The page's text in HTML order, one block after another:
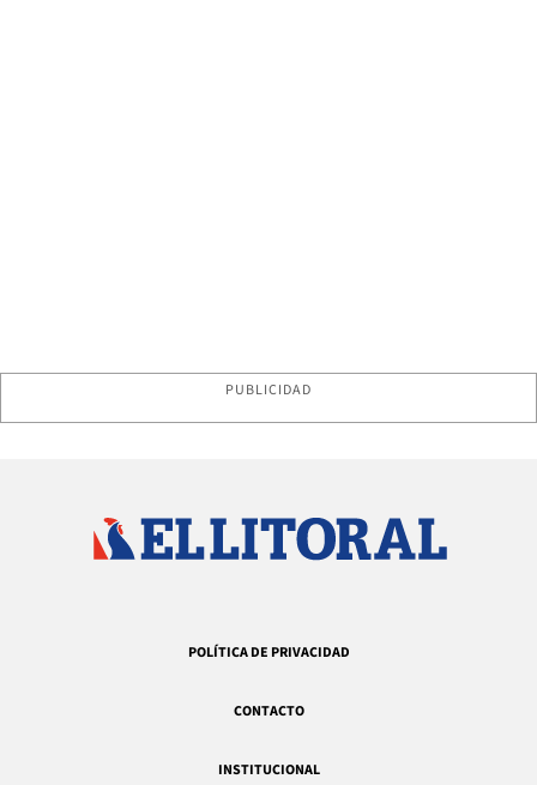
PUBLICIDAD
POLÍTICA DE PRIVACIDAD
CONTACTO
INSTITUCIONAL